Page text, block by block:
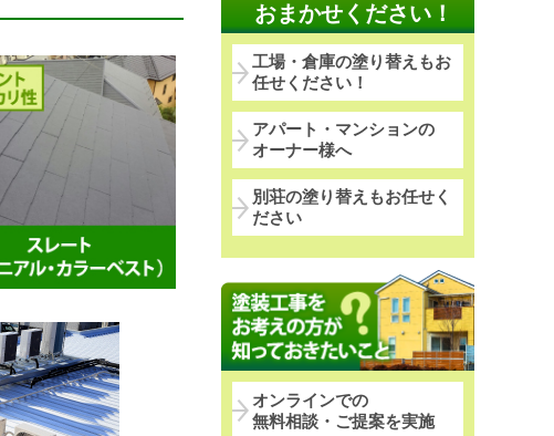
おまかせください！
工場・倉庫の塗り替えもお
任せください！
アパート・マンションの
オーナー様へ
別荘の塗り替えもお任せく
ださい
オンラインでの
無料相談・ご提案を実施